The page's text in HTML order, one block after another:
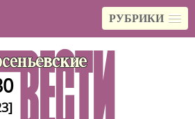
РУБРИКИ